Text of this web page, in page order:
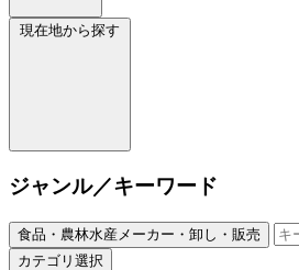
現在地から探す
ジャンル／キーワード
食品・農林水産メーカー・卸し・販売
カテゴリ選択